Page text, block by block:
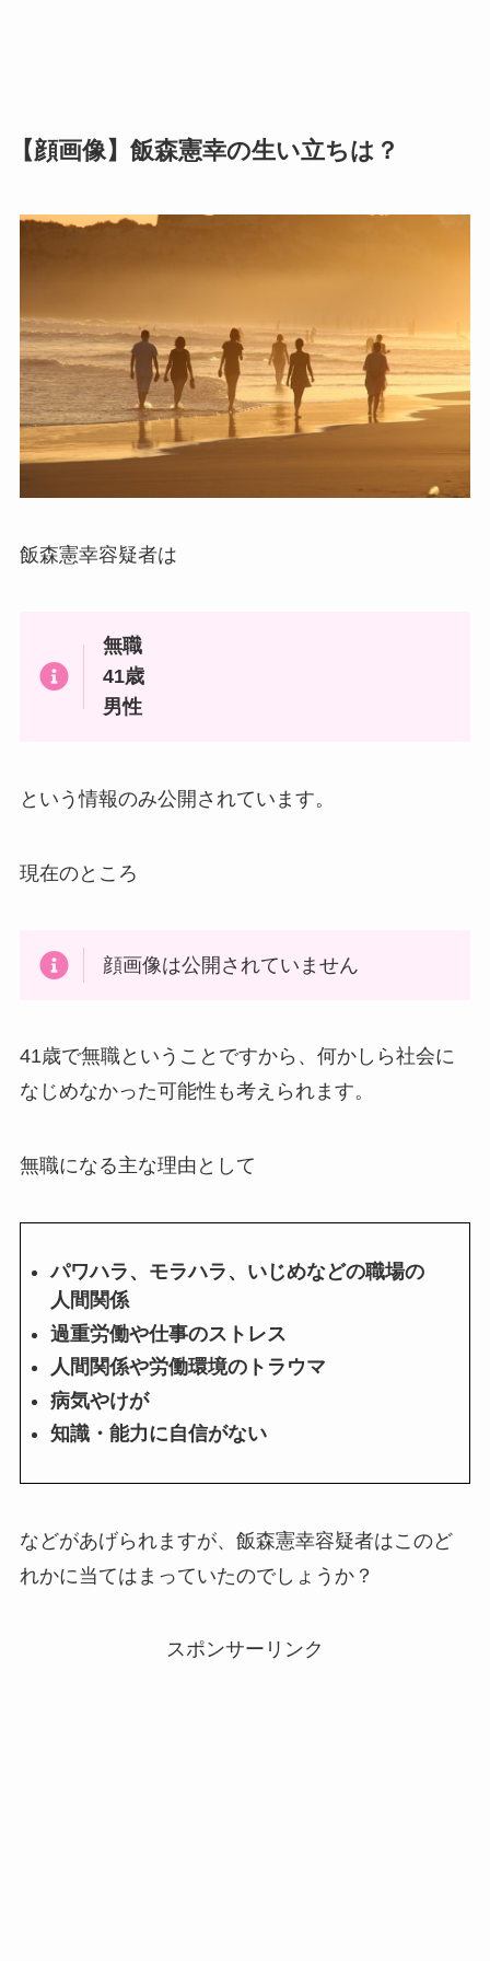
【顔画像】飯森憲幸の生い立ちは？
飯森憲幸容疑者は
無職
41歳
男性
という情報のみ公開されています。
現在のところ
顔画像は公開されていません
41歳で無職ということですから、何かしら社会に
なじめなかった可能性も考えられます。
無職になる主な理由として
パワハラ、モラハラ、いじめなどの職場の
人間関係
過重労働や仕事のストレス
人間関係や労働環境のトラウマ
病気やけが
知識・能力に自信がない
などがあげられますが、飯森憲幸容疑者はこのど
れかに当てはまっていたのでしょうか？
スポンサーリンク